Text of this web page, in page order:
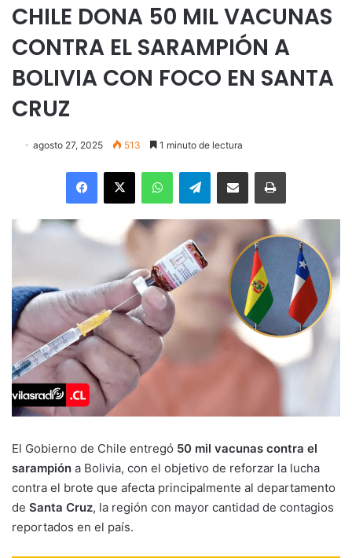
CHILE DONA 50 MIL VACUNAS
CONTRA EL SARAMPIÓN A
BOLIVIA CON FOCO EN SANTA
CRUZ
agosto 27, 2025 513 1 minuto de lectura
Facebook
X WhatsAppTelegramEnviar vía email Imprimir
El Gobierno de Chile entregó 50 mil vacunas contra el
sarampión a Bolivia, con el objetivo de reforzar la lucha
contra el brote que afecta principalmente al departamento
de Santa Cruz, la región con mayor cantidad de contagios
reportados en el país.